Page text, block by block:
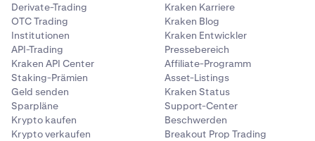
Derivate-Trading
OTC Trading
Institutionen
API-Trading
Kraken API Center
Staking-Prämien
Geld senden
Sparpläne
Krypto kaufen
Krypto verkaufen
Kraken Karriere
Kraken Blog
Kraken Entwickler
Pressebereich
Affiliate-Programm
Asset-Listings
Kraken Status
Support-Center
Beschwerden
Breakout Prop Trading